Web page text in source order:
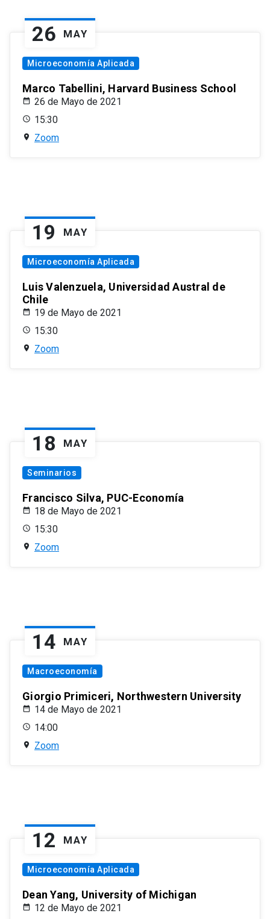
26 MAY
Microeconomía Aplicada
Marco Tabellini, Harvard Business School
26 de Mayo de 2021
15:30
Zoom
19 MAY
Microeconomía Aplicada
Luis Valenzuela, Universidad Austral de
Chile
19 de Mayo de 2021
15:30
Zoom
18 MAY
Seminarios
Francisco Silva, PUC-Economía
18 de Mayo de 2021
15:30
Zoom
14 MAY
Macroeconomía
Giorgio Primiceri, Northwestern University
14 de Mayo de 2021
14:00
Zoom
12 MAY
Microeconomía Aplicada
Dean Yang, University of Michigan
12 de Mayo de 2021